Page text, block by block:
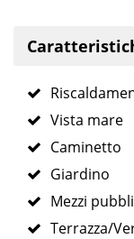
Vista mare
Caminetto
Giardino
Mezzi
Terrazza/